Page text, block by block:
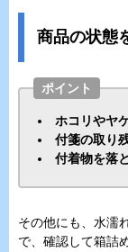
商品の状態
ポイント
ホコリやヤ
付箋の取り
付着物を落
その他にも、水濡
で、確認して箱詰